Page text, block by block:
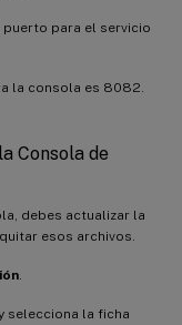
para el servicio
la consola es 8082.
Consola de
debes actualizar la
esos archivos.
selecciona la ficha